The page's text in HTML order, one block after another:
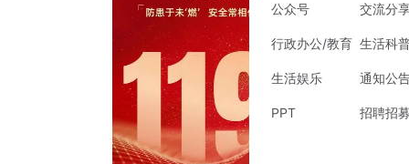
公众号
行政办公/教育
生活娱乐
PPT
交流分
生活科
通知公
招聘招